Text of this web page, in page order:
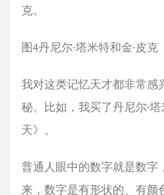
克。
图4丹尼尔·塔米特和金·皮克
我对这类记忆天才都非常感
秘。比如，我买了丹尼尔·
天》。
普通人眼中的数字就是数字
来，数字是有形状的、有颜